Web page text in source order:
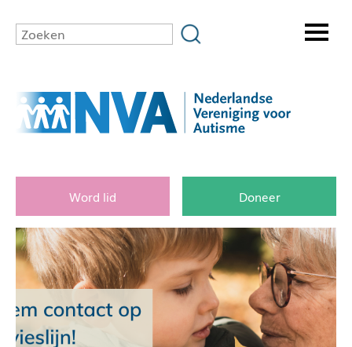
Word lid Doneer